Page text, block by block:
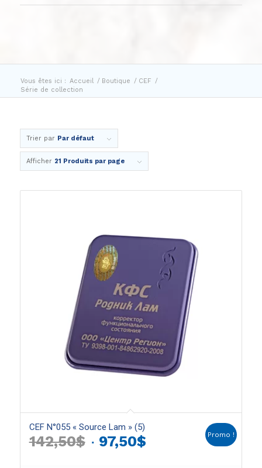
Vous êtes ici : Accueil / Boutique / CEF /
Série de collection
Trier par Par défaut
Afficher 21 Produits par page
CEF N°055 « Source Lam » (5)
142,50$ Le97,50$Le
Promo !